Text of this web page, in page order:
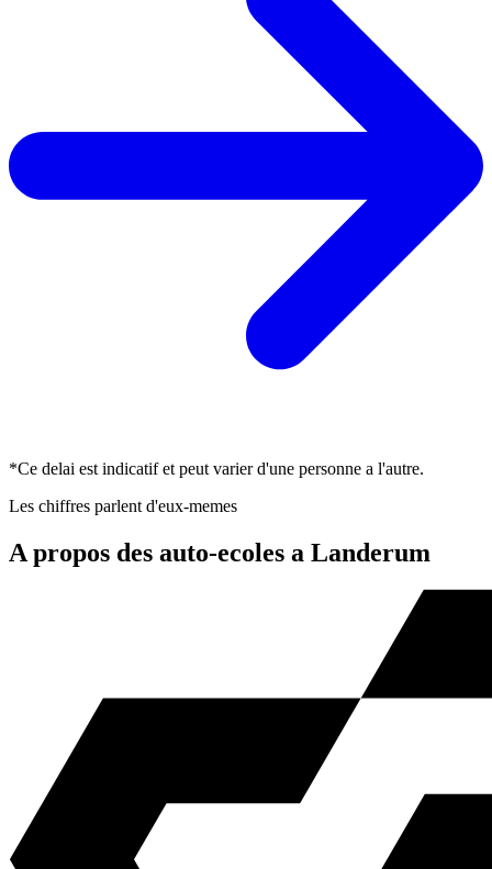
*Ce delai est indicatif et peut varier d'une personne a l'autre.
Les chiffres parlent d'eux-memes
A propos des auto-ecoles a Landerum